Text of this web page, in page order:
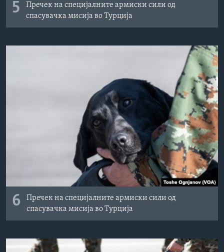
5
Пречек на специјалните армиски сили од
спасувачка мисија во Турција
6
Пречек на специјалните армиски сили од
спасувачка мисија во Турција